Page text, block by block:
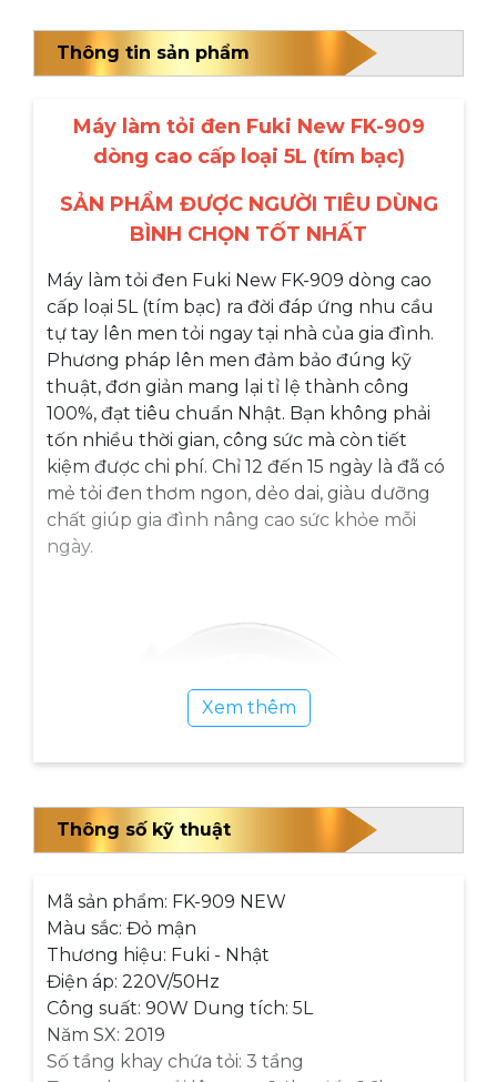
Thông tin sản phẩm
Máy làm tỏi đen Fuki New FK-909
dòng cao cấp loại 5L (tím bạc)
SẢN PHẨM ĐƯỢC NGƯỜI TIÊU DÙNG
BÌNH CHỌN TỐT NHẤT
Máy làm tỏi đen Fuki New FK-909 dòng cao
cấp loại 5L (tím bạc) ra đời đáp ứng nhu cầu
tự tay lên men tỏi ngay tại nhà của gia đình.
Phương pháp lên men đảm bảo đúng kỹ
thuật, đơn giản mang lại tỉ lệ thành công
100%, đạt tiêu chuẩn Nhật. Bạn không phải
tốn nhiều thời gian, công sức mà còn tiết
kiệm được chi phí. Chỉ 12 đến 15 ngày là đã có
mẻ tỏi đen thơm ngon, dẻo dai, giàu dưỡng
chất giúp gia đình nâng cao sức khỏe mỗi
ngày.
Xem thêm
Thông số kỹ thuật
Mã sản phẩm: FK-909 NEW
Màu sắc: Đỏ mận
Thương hiệu: Fuki - Nhật
Điện áp: 220V/50Hz
Công suất: 90W Dung tích: 5L
Năm SX: 2019
Số tầng khay chứa tỏi: 3 tầng